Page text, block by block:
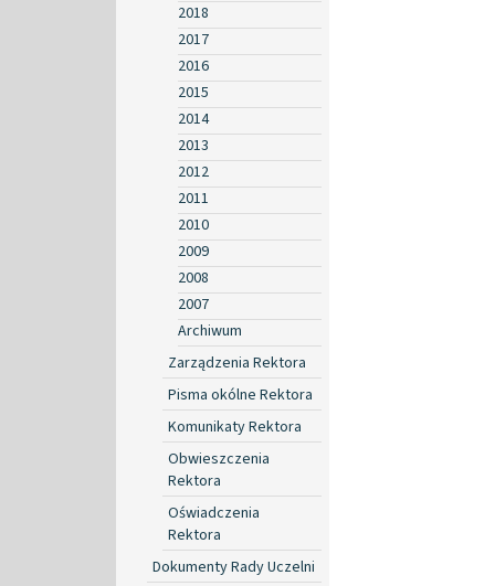
2018
2017
2016
2015
2014
2013
2012
2011
2010
2009
2008
2007
Archiwum
Zarządzenia Rektora
Pisma okólne Rektora
Komunikaty Rektora
Obwieszczenia
Rektora
Oświadczenia
Rektora
Dokumenty Rady Uczelni